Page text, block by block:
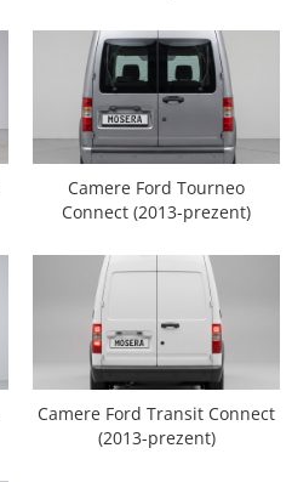
Camere Ford Tourneo
Connect (2013-prezent)
Camere Ford Transit Connect
(2013-prezent)